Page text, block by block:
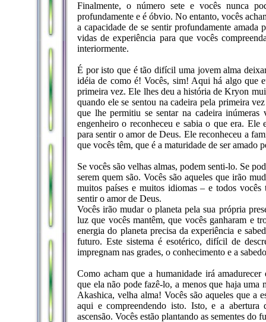
Finalmente, o número sete e vocês nunca
profundamente e é óbvio. No entanto, vocês
a capacidade de se sentir profundamente
vidas de experiência para que vocês
interiormente.
É por isto que é tão difícil uma jovem alma
idéia de como é! Vocês, sim! Aqui há algo que
primeira vez. Ele lhes deu a história de Kryon
quando ele se sentou na cadeira pela primeira
que lhe permitiu se sentar na cadeira
engenheiro o reconheceu e sabia o que era.
para sentir o amor de Deus. Ele reconheceu a
que vocês têm, que é a maturidade de ser amado
Se vocês são velhas almas, podem senti-lo. Se
serem quem são. Vocês são aqueles que irão
muitos países e muitos idiomas – e todos
sentir o amor de Deus.
Vocês irão mudar o planeta pela sua própria
luz que vocês mantêm, que vocês ganharam e
energia do planeta precisa da experiência e
futuro. Este sistema é esotérico, difícil de
impregnam nas grades, o conhecimento e a
Como acham que a humanidade irá
que ela não pode fazê-lo, a menos que haja uma
Akashica, velha alma! Vocês são aqueles que a
aqui e compreendendo isto. Isto, e a abertura
ascensão. Vocês estão plantando as sementes do